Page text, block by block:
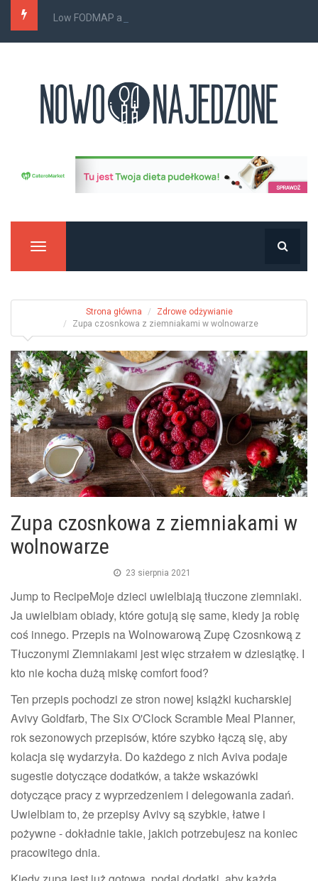
Low FODMAP a wzdęcia i bóle brzucha – co...
Manu
Strona główna
Zdrowe odżywianie
Zupa czosnkowa z ziemniakami w wolnowarze
Zupa czosnkowa z ziemniakami w
wolnowarze
23 sierpnia 2021
Jump to RecipeMoje dzieci uwielbiają tłuczone ziemniaki.
Ja uwielbiam obiady, które gotują się same, kiedy ja robię
coś innego. Przepis na Wolnowarową Zupę Czosnkową z
Tłuczonymi Ziemniakami jest więc strzałem w dziesiątkę. I
kto nie kocha dużą miskę comfort food?
Ten przepis pochodzi ze stron nowej książki kucharskiej
Avivy Goldfarb, The Six O'Clock Scramble Meal Planner,
rok sezonowych przepisów, które szybko łączą się, aby
kolacja się wydarzyła. Do każdego z nich Aviva podaje
sugestie dotyczące dodatków, a także wskazówki
dotyczące pracy z wyprzedzeniem i delegowania zadań.
Uwielbiam to, że przepisy Avivy są szybkie, łatwe i
pożywne - dokładnie takie, jakich potrzebujesz na koniec
pracowitego dnia.